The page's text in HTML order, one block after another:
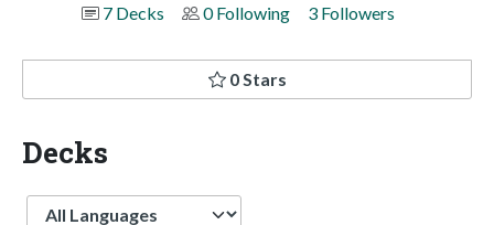
7 Decks
0 Following 3 Followers
0 Stars
Decks
Language